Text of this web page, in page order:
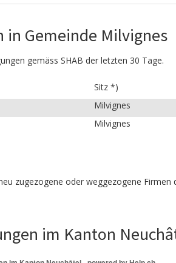
Gemeinde Milvignes
gemäss SHAB der letzten 30 Tage.
Sitz *)
Milvignes
Milvignes
zugezogene oder weggezogene Firmen
im Kanton